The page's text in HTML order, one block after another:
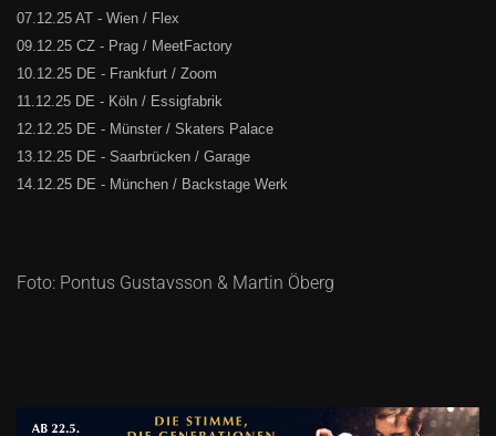
07.12.25 AT - Wien / Flex
09.12.25 CZ - Prag / MeetFactory
10.12.25 DE - Frankfurt / Zoom
11.12.25 DE - Köln / Essigfabrik
12.12.25 DE - Münster / Skaters Palace
13.12.25 DE - Saarbrücken / Garage
14.12.25 DE - München / Backstage Werk
Foto: Pontus Gustavsson & Martin Öberg